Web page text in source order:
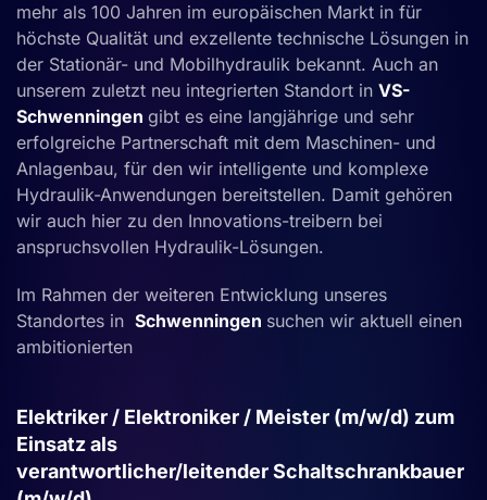
mehr als 100 Jahren im europäischen Markt in für
höchste Qualität und exzellente technische Lösungen in
der Stationär- und Mobilhydraulik bekannt. Auch an
unserem zuletzt neu integrierten Standort in VS-
Schwenningen gibt es eine langjährige und sehr
erfolgreiche Partnerschaft mit dem Maschinen- und
Anlagenbau, für den wir intelligente und komplexe
Hydraulik-Anwendungen bereitstellen. Damit gehören
wir auch hier zu den Innovations-treibern bei
anspruchsvollen Hydraulik-Lösungen.
Im Rahmen der weiteren Entwicklung unseres
Standortes in Schwenningen suchen wir aktuell einen
ambitionierten
Elektriker / Elektroniker / Meister (m/w/d) zum
Einsatz als
verantwortlicher/leitenderSchaltschrankbauer